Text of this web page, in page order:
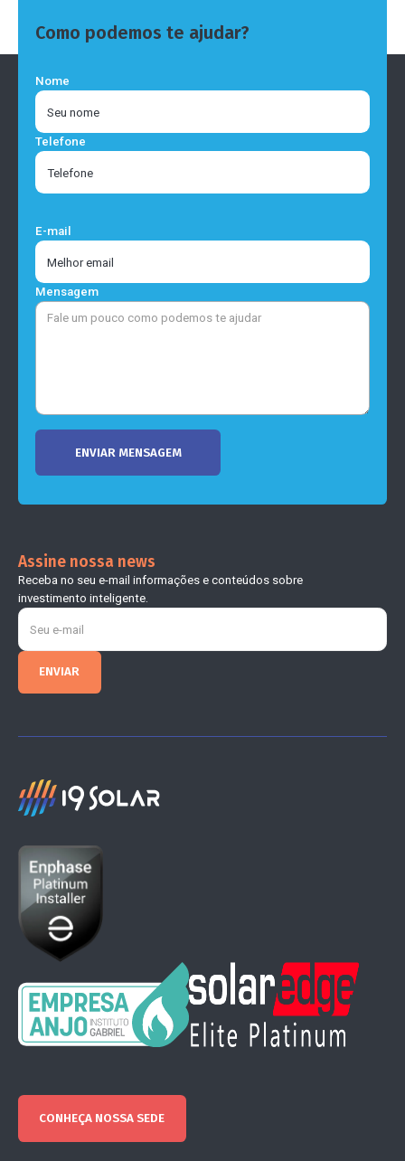
Como podemos te ajudar?
Nome
Telefone
E-mail
Mensagem
Assine nossa news
Receba no seu e-mail informações e conteúdos sobre
investimento inteligente.
CONHEÇA NOSSA SEDE